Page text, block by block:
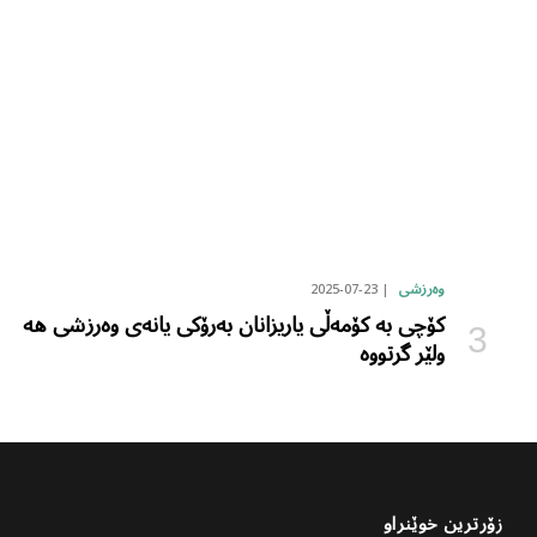
وەرزشی 2025-07-23
کۆچی بە کۆمەڵی یاریزانان بەرۆکی یانەی وەرزشی هە
ولێر گرتووە
زۆرترین خوێنراو